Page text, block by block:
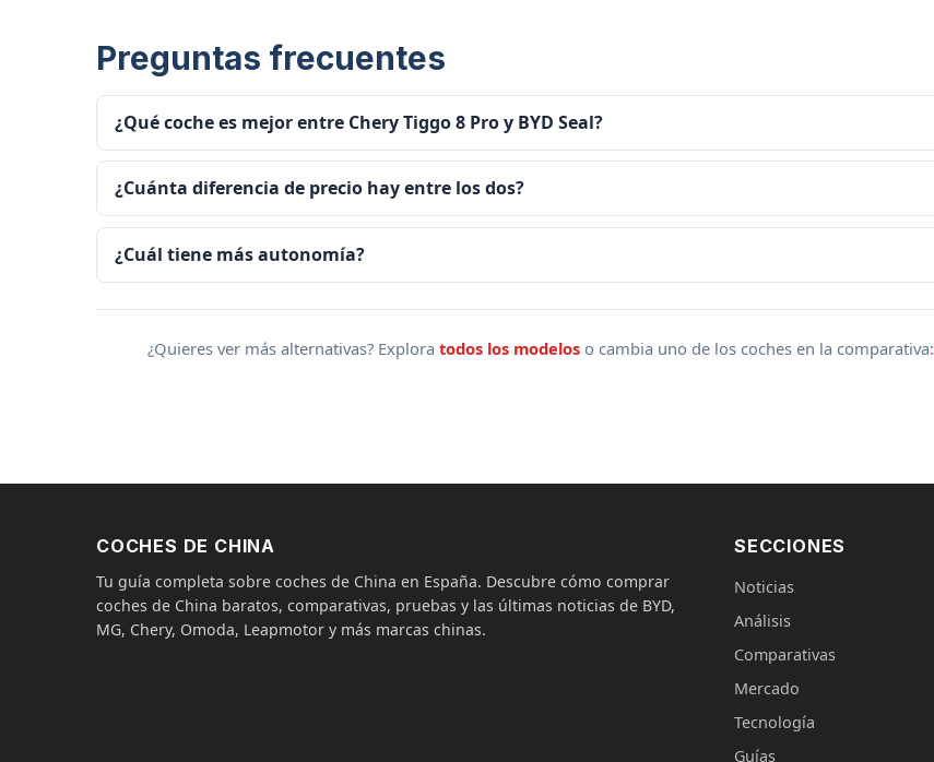
Preguntas frecuentes
¿Qué coche es mejor entre Chery Tiggo 8 Pro y BYD Seal?
¿Cuánta diferencia de precio hay entre los dos?
¿Cuál tiene más autonomía?
¿Quieres ver más alternativas? Explora todos los modelos o cambia uno de los coches en la comparativa:
COCHES DE CHINA
Tu guía completa sobre coches de China en España. Descubre cómo comprar
coches de China baratos, comparativas, pruebas y las últimas noticias de BYD,
MG, Chery, Omoda, Leapmotor y más marcas chinas.
SECCIONES
Noticias
Análisis
Comparativas
Mercado
Tecnología
Guías